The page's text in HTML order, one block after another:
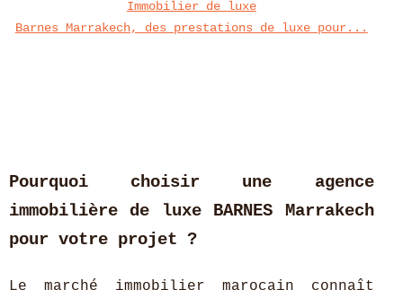
Immobilier de luxe
Barnes Marrakech, des prestations de luxe pour...
Pourquoi choisir une agence
immobilière de luxe BARNES Marrakech
pour votre projet ?
Le marché immobilier marocain connaît